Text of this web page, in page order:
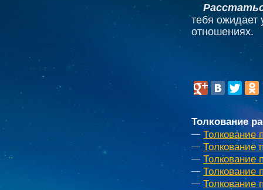
тебя ожидает
отношениях.
Толкование
Толкование
Толкование
Толкование
Толкование
Толкование